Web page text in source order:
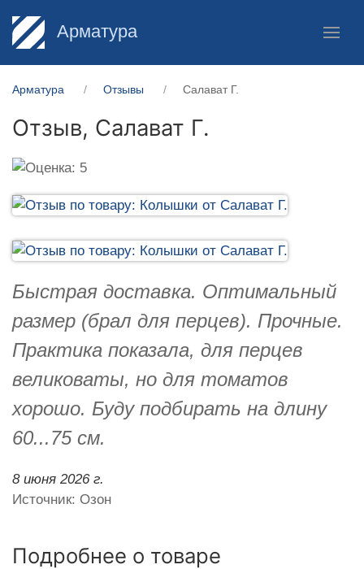
Арматура
Арматура Отзывы Салават Г.
Отзыв, Салават Г.
Быстрая доставка. Оптимальный
размер (брал для перцев). Прочные.
Практика показала, для перцев
великоваты, но для томатов
хорошо. Буду подбирать на длину
60...75 см.
8 июня 2026 г.
Источник: Озон
Подробнее о товаре